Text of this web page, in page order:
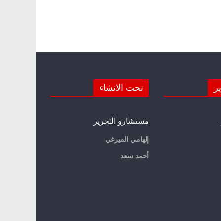
تحت الانشاء
مستشارو التحرير
إلهامي الميرغي
أحمد سعد